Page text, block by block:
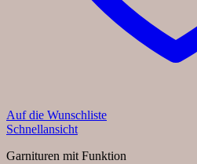
Auf die Wunschliste
Schnellansicht
Garnituren mit Funktion